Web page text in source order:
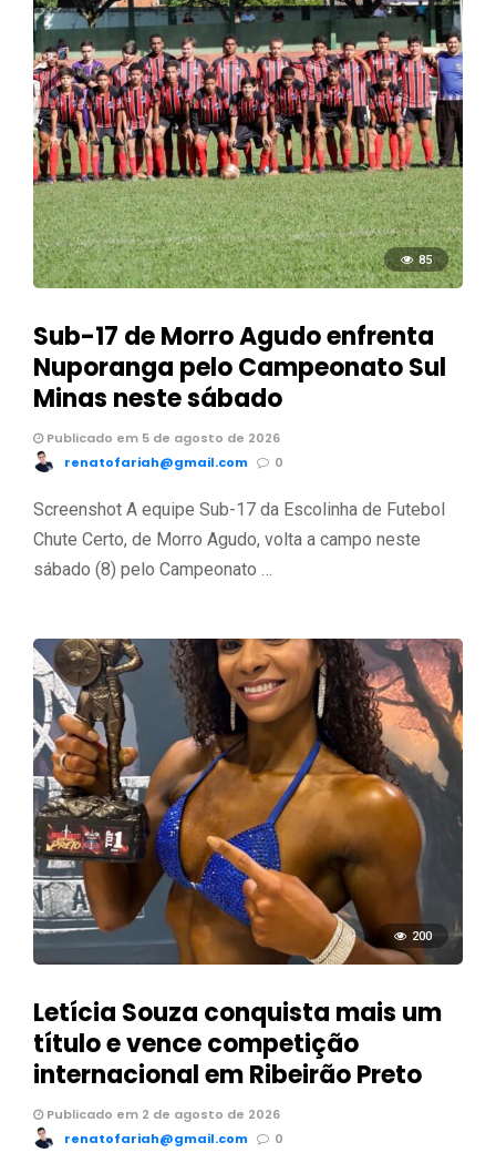
85
Sub-17 de Morro Agudo enfrenta
Nuporanga pelo Campeonato Sul
Minas neste sábado
Publicado em 5 de agosto de 2026
renatofariah@gmail.com
0
Screenshot A equipe Sub-17 da Escolinha de Futebol
Chute Certo, de Morro Agudo, volta a campo neste
sábado (8) pelo Campeonato …
200
Letícia Souza conquista mais um
título e vence competição
internacional em Ribeirão Preto
Publicado em 2 de agosto de 2026
renatofariah@gmail.com
0